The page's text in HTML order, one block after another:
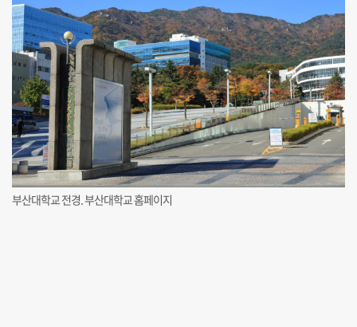
부산대학교 전경. 부산대학교 홈페이지